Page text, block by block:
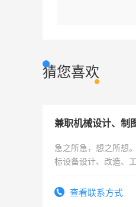
猜您喜欢
急之所急，想之所想
标设备设计、改造、
结识有识之士，共享未
查看联系方式